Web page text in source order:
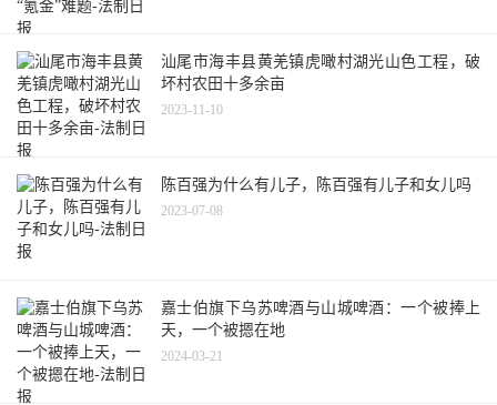
汕尾市海丰县黄羌镇虎噉村湖光山色工程，破
坏村农田十多余亩
2023-11-10
陈百强为什么有儿子，陈百强有儿子和女儿吗
2023-07-08
嘉士伯旗下乌苏啤酒与山城啤酒：一个被捧上
天，一个被摁在地
2024-03-21